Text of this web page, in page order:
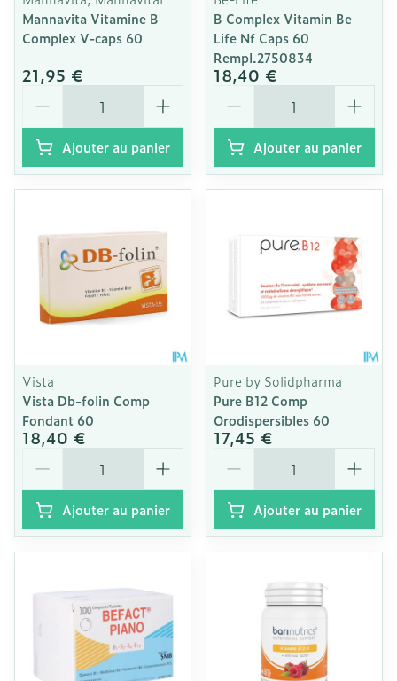
Mannavita Vitamine B
Complex V-caps 60
21,95 €
Ajouter au panier
B Complex Vitamin Be
Life Nf Caps 60
Rempl.2750834
18,40 €
Ajouter au panier
Vista
Vista Db-folin Comp
Fondant 60
18,40 €
Ajouter au panier
Pure by Solidpharma
Pure B12 Comp
Orodispersibles 60
17,45 €
Ajouter au panier